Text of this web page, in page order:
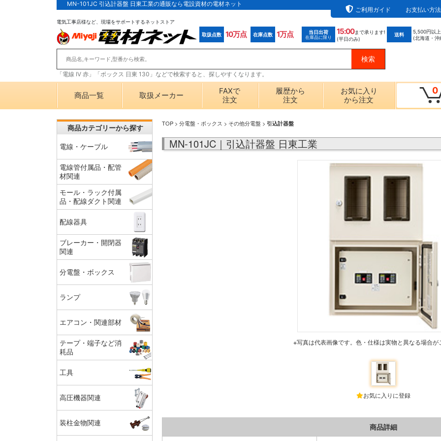
MN-101JC 引込計器盤 日東工業の通販なら電設資材の電材ネット
ご利用ガイド
お支払い方法
電気工事店様など、現場をサポートするネットストア
取扱点数 10万点 在庫点数 1万点 当日出荷
在庫品に限り
15:00まで承ります!
(平日のみ)
送料 5,500円以
(北海道・沖
「電線 IV 赤」「ボックス 日東 130」などで検索すると、探しやすくなります。
商品一覧 取扱メーカー
FAXで
注文
履歴から
注文
お気に入り
から注文
0
TOP > 分電盤・ボックス > その他分電盤 > 引込計器盤
MN-101JC｜引込計器盤 日東工業
※写真は代表画像です。色・仕様は実物と異なる場合が
お気に入りに登録
商品詳細
商品カテゴリーから探す
電線・ケーブル
電線管付属品・配管
材関連
モール・ラック付属
品・配線ダクト関連
配線器具
ブレーカー・開閉器
関連
分電盤・ボックス
ランプ
エアコン・関連部材
テープ・端子など消
耗品
工具
高圧機器関連
装柱金物関連